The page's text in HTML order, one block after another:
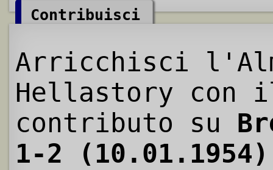
Contribuisci
Arricchisci
Hellastory con
contributo su
1-2 (10.01.1954)